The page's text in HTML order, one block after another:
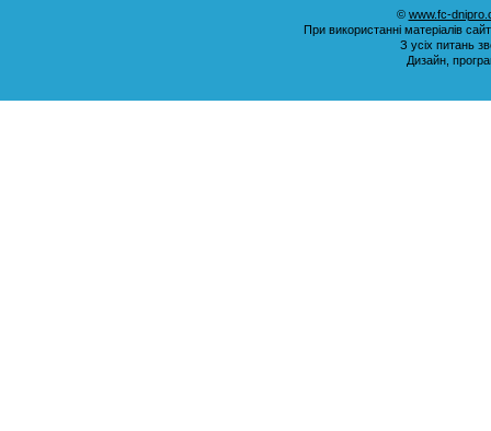
© www.fc-
При використанні матеріалів
З усіх питань
Дизайн,